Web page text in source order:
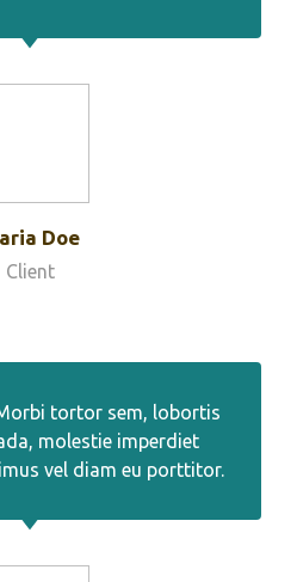
Doe
Client
tortor sem, lobortis
molestie imperdiet
vel diam eu porttitor.